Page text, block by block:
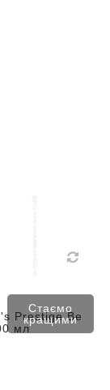
Prestige Be
мл
Стаємо
кращими